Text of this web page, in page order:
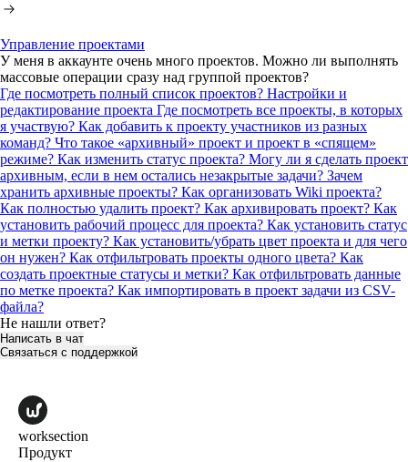
Управление проектами
У меня в аккаунте очень много проектов. Можно ли выполнять
массовые операции сразу над группой проектов?
Где посмотреть полный список проектов? Настройки и
редактирование проекта Где посмотреть все проекты, в которых
я участвую? Как добавить к проекту участников из разных
команд? Что такое «архивный» проект и проект в «спящем»
режиме? Как изменить статус проекта? Могу ли я сделать проект
архивным, если в нем остались незакрытые задачи? Зачем
хранить архивные проекты? Как организовать Wiki проекта?
Как полностью удалить проект? Как архивировать проект? Как
установить рабочий процесс для проекта? Как установить статус
и метки проекту? Как установить/убрать цвет проекта и для чего
он нужен? Как отфильтровать проекты одного цвета? Как
создать проектные статусы и метки? Как отфильтровать данные
по метке проекта? Как импортировать в проект задачи из CSV-
файла?
Не нашли ответ?
Написать в чат
Связаться с поддержкой
worksection
Продукт